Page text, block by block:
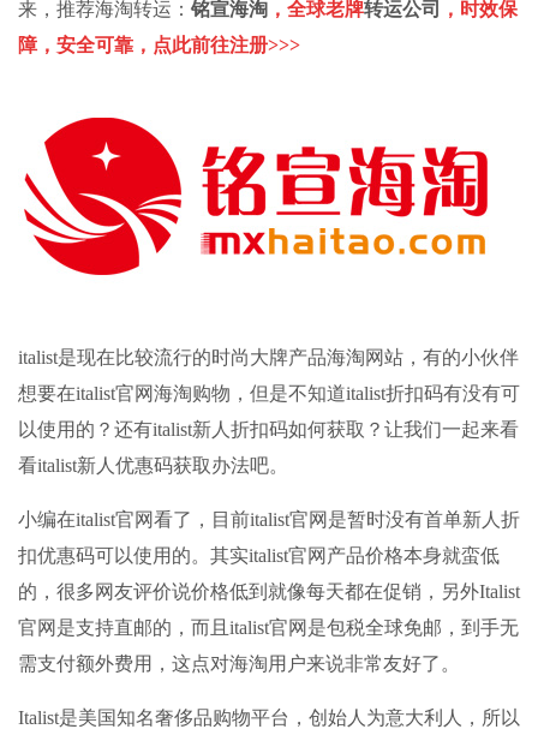
来，推荐海淘转运 ： 铭宣海淘 ，全球老牌转运公司
，时效保
障，安全可靠， 点此前往注册>>>
italist是现在比较流行的时尚大牌产品海淘网站 ，有的小伙伴
想要在italist官网海淘购物，但是不知道italist折扣码有没有可
以使用的？还有italist新人折扣码如何获取？让我们一起来看
看italist新人优惠码获取办法吧。
小编在italist官网看了，目前italist官网是暂时没有首单新人折
扣优惠码可以使用的。其实italist官网产品价格本身就蛮低
的，很多网友评价说价格低到就像每天都在促销，另外Italist
官网是支持直邮的，而且italist官网是包税全球免邮，到手无
需支付额外费用，这点对海淘用户来说非常友好了。
Italist是美国知名奢侈品购物平台，创始人为意大利人，所以